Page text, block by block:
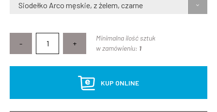
Siodełko Arco męskie, z żelem, czarne
- +
Minimalna ilość sztuk
w zamówieniu: 1
KUP ONLINE